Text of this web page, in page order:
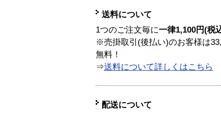
送料について
1つのご注文毎に一律1,100円(税
※売掛取引(後払い)のお客様は
無料！
⇒送料について詳しくはこちら
配送について